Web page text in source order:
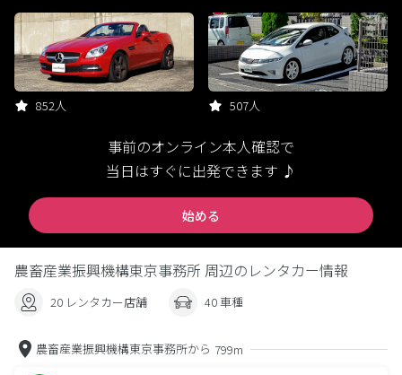
852人 507人
事前のオンライン本人確認で
当日はすぐに出発できます ♪
始める
農畜産業振興機構東京事務所 周辺のレンタカー情報
20 レンタカー店舗 40 車種
農畜産業振興機構東京事務所から 799m